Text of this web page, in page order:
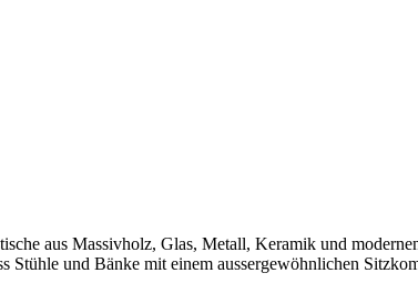
aus Massivholz, Glas, Metall, Keramik und
Stühle und Bänke mit einem aussergewöhnlichen